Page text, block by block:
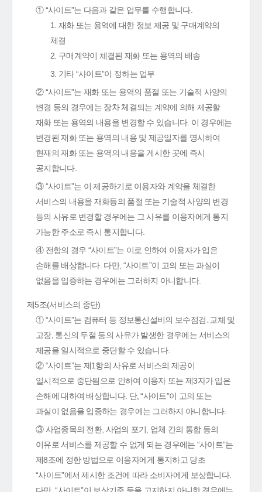
① “사이트”는 다음과 같은 업무를 수행합니다.
1. 재화 또는 용역에 대한 정보 제공 및 구매계약의
체결
2. 구매계약이 체결된 재화 또는 용역의 배송
3. 기타 “사이트”이 정하는 업무
② “사이트”는 재화 또는 용역의 품절 또는 기술적 사양의
변경 등의 경우에는 장차 체결되는 계약에 의해 제공할
재화 또는 용역의 내용을 변경할 수 있습니다. 이 경우에는
변경된 재화 또는 용역의 내용 및 제공일자를 명시하여
현재의 재화 또는 용역의 내용을 게시한 곳에 즉시
공지합니다.
③ “사이트”는 이 제공하기로 이용자와 계약을 체결한
서비스의 내용을 재화등의 품절 또는 기술적 사양의 변경
등의 사유로 변경할 경우에는 그 사유를 이용자에게 통지
가능한 주소로 즉시 통지합니다.
④ 전항의 경우 “사이트”는 이로 인하여 이용자가 입은
손해를 배상합니다. 다만, “사이트”이 고의 또는 과실이
없음을 입증하는 경우에는 그러하지 아니합니다.
제5조(서비스의 중단)
① “사이트”는 컴퓨터 등 정보통신설비의 보수점검․교체 및
고장, 통신의 두절 등의 사유가 발생한 경우에는 서비스의
제공을 일시적으로 중단할 수 있습니다.
② “사이트”는 제1항의 사유로 서비스의 제공이
일시적으로 중단됨으로 인하여 이용자 또는 제3자가 입은
손해에 대하여 배상합니다. 단, “사이트”이 고의 또는
과실이 없음을 입증하는 경우에는 그러하지 아니합니다.
③ 사업종목의 전환, 사업의 포기, 업체 간의 통합 등의
이유로 서비스를 제공할 수 없게 되는 경우에는 “사이트”는
제8조에 정한 방법으로 이용자에게 통지하고 당초
“사이트”에서 제시한 조건에 따라 소비자에게 보상합니다.